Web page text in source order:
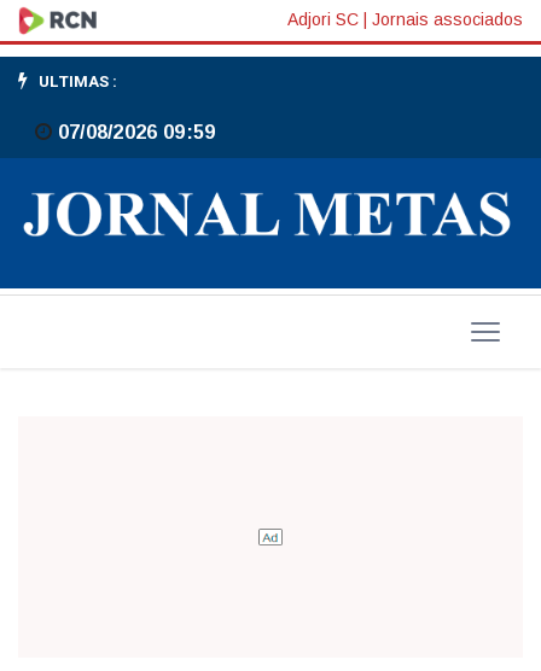
Marcas
que
não
se
apagam
Adjori SC Jornais associados
ULTIMAS :
07/08/2026 09:59